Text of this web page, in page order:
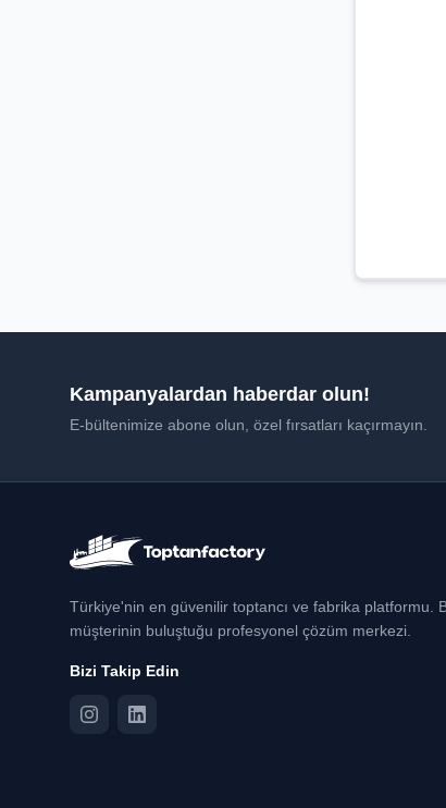
Kampanyalardan haberdar olun!
E-bültenimize abone olun, özel fırsatları kaçırmayın.
Türkiye'nin en güvenilir toptancı ve fabrika platformu.
müşterinin buluştuğu profesyonel çözüm merkezi.
Bizi Takip Edin